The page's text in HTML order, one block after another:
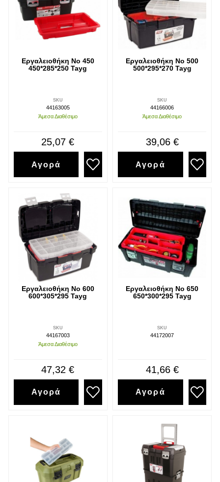
Εργαλειοθήκη Νο 450
450*285*250 Tayg
SKU
44163005
Άμεσα Διαθέσιμο
25,07 €
Αγορά
Εργαλειοθήκη Νο 500
500*295*270 Tayg
SKU
44166006
Άμεσα Διαθέσιμο
39,06 €
Αγορά
Εργαλειοθήκη Νο 600
600*305*295 Tayg
SKU
44167003
Άμεσα Διαθέσιμο
47,32 €
Αγορά
Εργαλειοθήκη Νο 650
650*300*295 Tayg
SKU
44172007
41,66 €
Αγορά